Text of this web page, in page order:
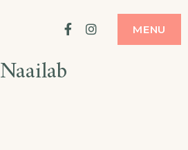
FacebookInstagram
MENU
Naailab